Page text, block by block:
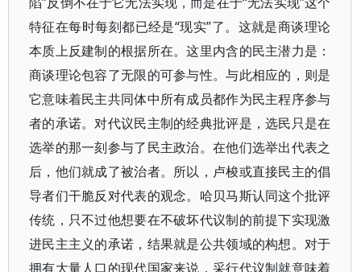
特征在每时每刻都已经是“现实”了。这就是商谈理论
本质上反建制的根据所在。这里内含的民主潜力是：
商谈理论包容了无限的可参与性。与此相应的，则是
它意味着民主共同体中所有成员都作为民主程序参与
者的承诺。对代议民主制的经典批评是，选民只是在
选举的那一刻参与了民主政治。在他们选举出代表之
后，他们就成了被治者。所以，卢梭或直接民主的倡
导者们干脆反对代表的观念。哈贝马斯认同这个批评
传统，只不过他想要在不破坏代议制的前提下实现激
进民主主义的承诺，结果就是公共领域的构想。对于
拥有大量人口的现代国家来说，采行代议制就意味着